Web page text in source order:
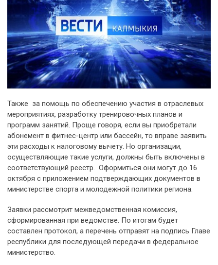
Также за помощь по обеспечению участия в отраслевых
мероприятиях, разработку тренировочных планов и
программ занятий. Проще говоря, если вы приобретали
абонемент в фитнес-центр или бассейн, то вправе заявить
эти расходы к налоговому вычету. Но организации,
осуществляющие такие услуги, должны быть включены в
соответствующий реестр. Оформиться они могут до 16
октября с приложением подтверждающих документов в
министерстве спорта и молодежной политики региона.
Заявки рассмотрит межведомственная комиссия,
сформированная при ведомстве. По итогам будет
составлен протокол, а перечень отправят на подпись Главе
республики для последующей передачи в федеральное
министерство.